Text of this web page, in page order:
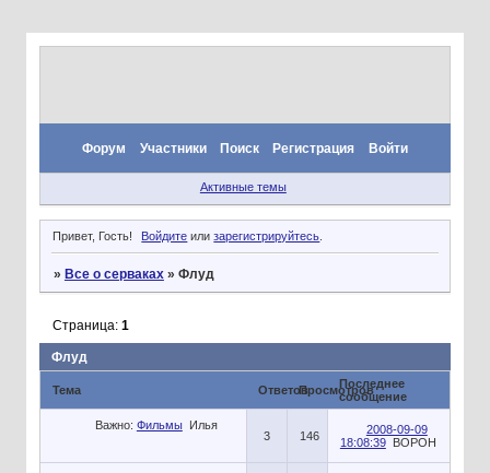
Форум Участники Поиск Регистрация Войти
Активные темы
Привет, Гость! Войдите илизарегистрируйтесь.
» Все о серваках » Флуд
Флуд
Страница: 1
Тема ОтветовПросмотровПоследнее
сообщение
Важно: Фильмы
Илья
3
146
2008-09-09
18:08:39
BOPOH